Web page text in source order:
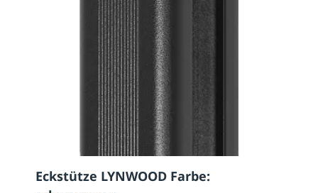
Eckstütze LYNWOOD Farbe: